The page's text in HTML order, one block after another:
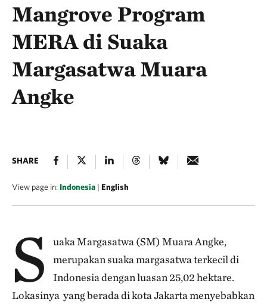
Mangrove Program
MERA di Suaka
Margasatwa Muara
Angke
SHARE
View page in: Indonesia | English
S
uaka Margasatwa (SM) Muara Angke,
merupakan suaka margasatwa terkecil di
Indonesia dengan luasan 25,02 hektare.
Lokasinya yang berada di kota Jakarta menyebabkan